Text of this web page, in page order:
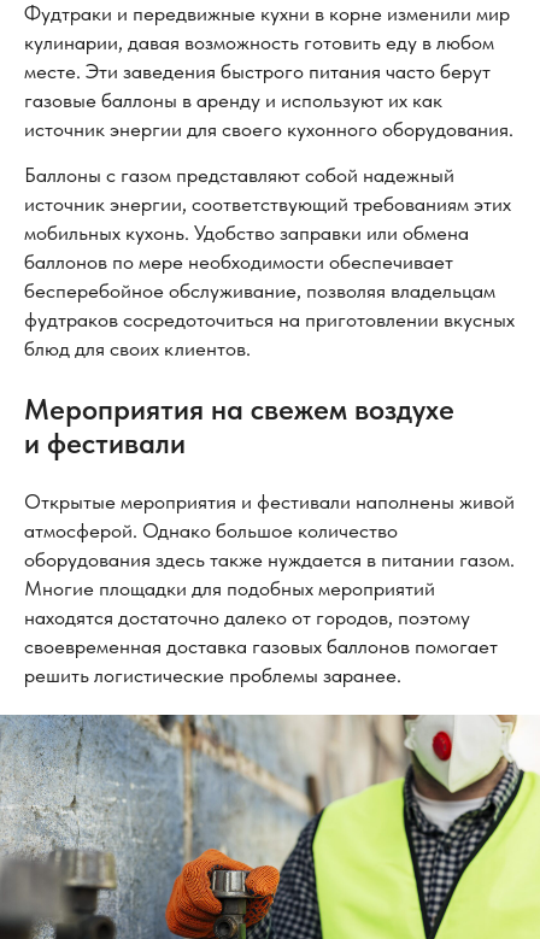
Фудтраки и передвижные кухни в корне изменили мир
кулинарии, давая возможность готовить еду в любом
месте. Эти заведения быстрого питания часто берут
газовые баллоны в аренду и используют их как
источник энергии для своего кухонного оборудования.
Баллоны с газом представляют собой надежный
источник энергии, соответствующий требованиям этих
мобильных кухонь. Удобство заправки или обмена
баллонов по мере необходимости обеспечивает
бесперебойное обслуживание, позволяя владельцам
фудтраков сосредоточиться на приготовлении вкусных
блюд для своих клиентов.
Мероприятия на свежем воздухе
и фестивали
Открытые мероприятия и фестивали наполнены живой
атмосферой. Однако большое количество
оборудования здесь также нуждается в питании газом.
Многие площадки для подобных мероприятий
находятся достаточно далеко от городов, поэтому
своевременная доставка газовых баллонов помогает
решить логистические проблемы заранее.